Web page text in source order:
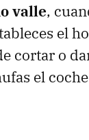
valle,
el
cortar o
el